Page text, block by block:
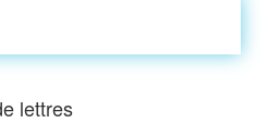
lettres